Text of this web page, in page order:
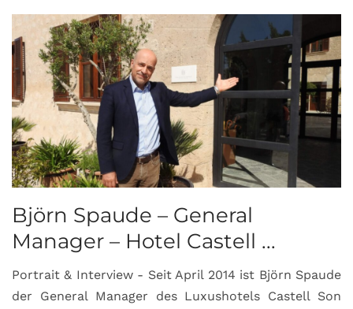
Björn Spaude – General
Manager – Hotel Castell ...
Portrait & Interview - Seit April 2014 ist Björn Spaude
der General Manager des Luxushotels Castell Son